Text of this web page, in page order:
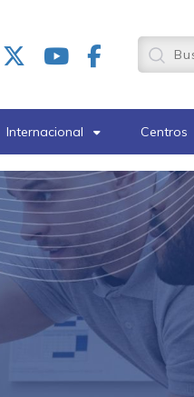
Internacional Centros